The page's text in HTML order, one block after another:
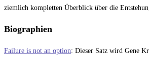
ziemlich kompletten Überblick über die
Biographien
Failure is not an option: Dieser Satz wird Gene